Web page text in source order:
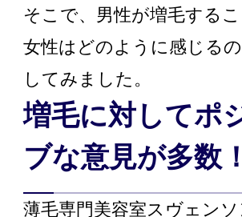
そこで、男性が増毛する
女性はどのように感じる
してみました。
増毛に対してポ
ブな意見が多数！
薄毛専門美容室スヴェン